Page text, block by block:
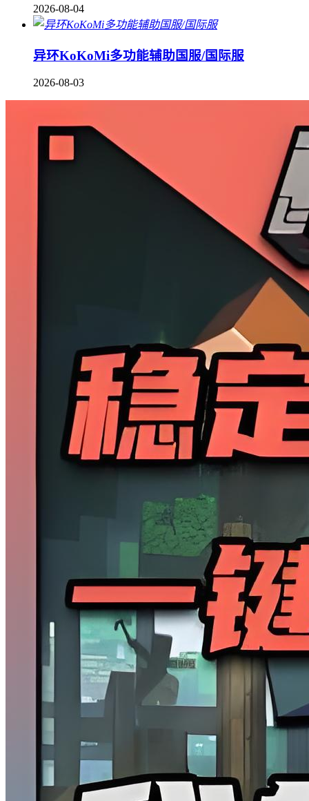
2026-08-04
异环KoKoMi多功能辅助国服/国际服
2026-08-03